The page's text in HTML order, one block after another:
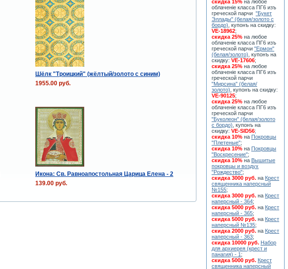
Шёлк "Троицкий" (жёлтый/золото с синим)
1955.00 руб.
Икона: Св. Равноапостольная Царица Елена - 2
139.00 руб.
скидка 15% на любое
облаченiе класса ПГ6 изъ
греческой парчи "Букет
Эллады" (белая/золото с
бордо) , купонъ на скидку:
VE-18962;
скидка 25% на любое
облаченiе класса ПГ6 изъ
греческой парчи "Ермон"
(белая/золото) , купонъ на
скидку: VE-17606;
скидка 25% на любое
облаченiе класса ПГ6 изъ
греческой парчи
"Мирсина" (белая/
золото) , купонъ на скидку:
VE-90125;
скидка 25% на любое
облаченiе класса ПГ6 изъ
греческой парчи
"Буколеон" (белая/золото
с бордо) , купонъ на
скидку: VE-SID56;
скидка 10% на Покровцы
"Плетеные";
скидка 10% на Покровцы
"Воскресение";
скидка 10% на Вышитые
покровцы и воздух
"Рождество";
скидка 3000 руб. на Крест
священника наперсный
№155;
скидка 3000 руб. на Крест
наперсный - 364;
скидка 5000 руб. на Крест
наперсный - 365;
скидка 5000 руб. на Крест
наперсный №135;
скидка 2000 руб. на Крест
наперсный - 363;
скидка 10000 руб. Набор
для архиерея (крест и
панагия) - 1 ;
скидка 5000 руб. Крест
священника наперсный